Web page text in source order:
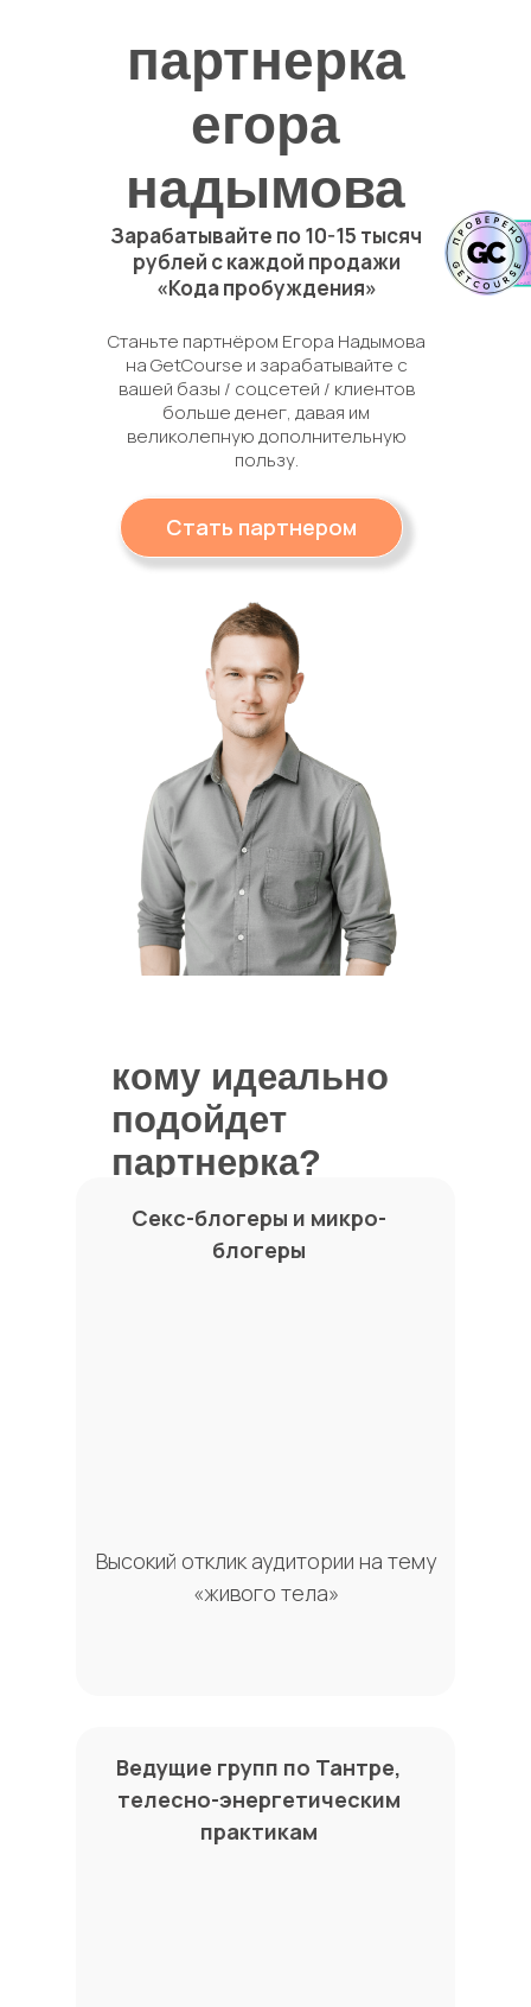
партнерка
егора
надымова
Станьте партнёром Егора Надымова
на GetCourse и зарабатывайте с
вашей базы / соцсетей / клиентов
больше денег, давая им
великолепную дополнительную
пользу.
Зарабатывайте по 10-15 тысяч
рублей с каждой продажи
«Кода пробуждения»
Стать партнером
кому идеально
подойдет
партнерка?
Секс-блогеры и микро-
блогеры
Высокий отклик аудитории на тему
«живого тела»
Ведущие групп по Тантре,
телесно-энергетическим
практикам